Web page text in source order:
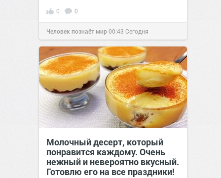
0 0
Человек познаёт мир00:43 Сегодня
Молочный десерт, который
понравится каждому. Очень
нежный и невероятно вкусный.
Готовлю его на все праздники!